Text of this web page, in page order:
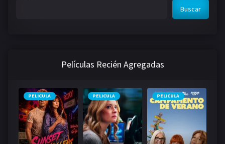
Buscar
Películas Recién Agregadas
PELICULA PELICULA PELICULA